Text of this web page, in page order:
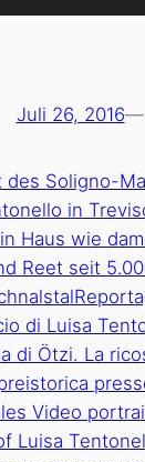
Juli 26, 2016—